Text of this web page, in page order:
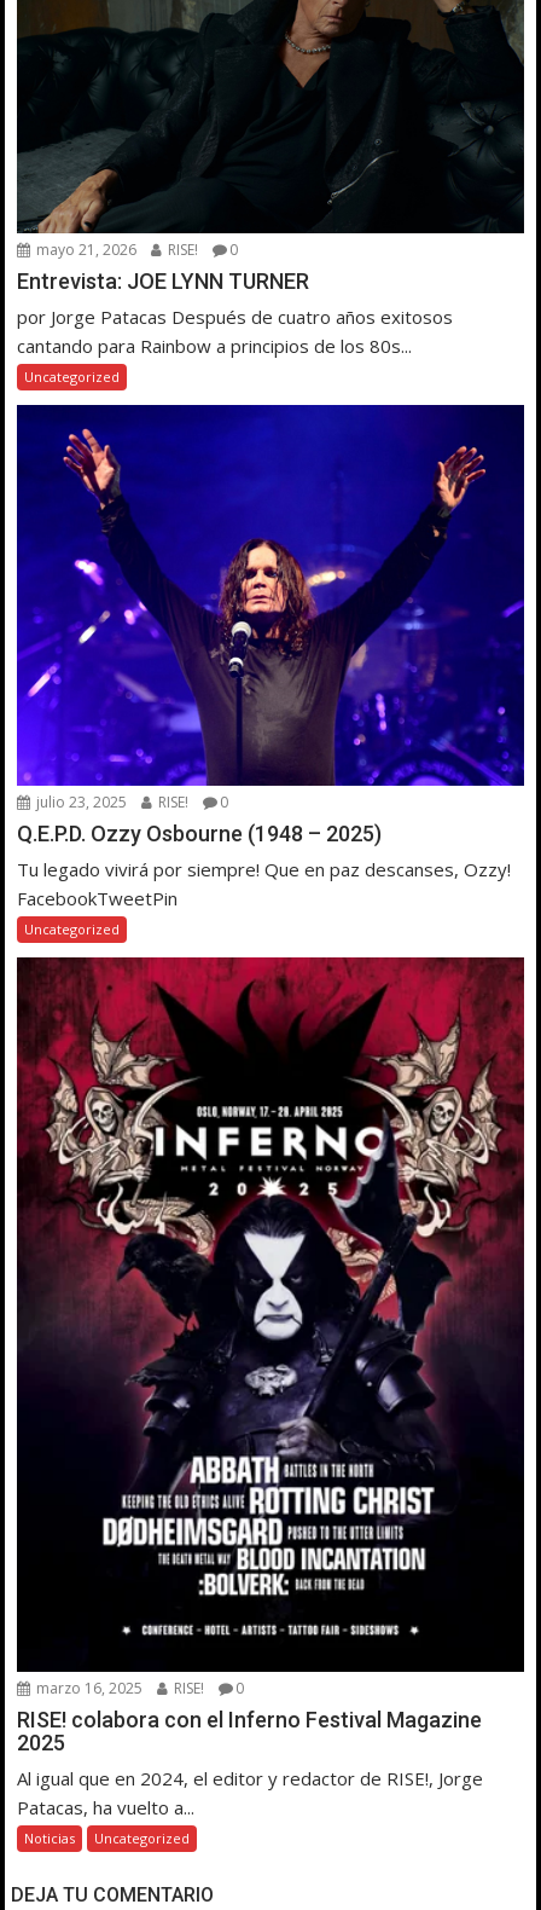
mayo 21, 2026 RISE! 0
Entrevista: JOE LYNN TURNER
por Jorge Patacas Después de cuatro años exitosos
cantando para Rainbow a principios de los 80s...
Uncategorized
julio 23, 2025 RISE! 0
Q.E.P.D. Ozzy Osbourne (1948 – 2025)
Tu legado vivirá por siempre! Que en paz descanses, Ozzy!
FacebookTweetPin
Uncategorized
marzo 16, 2025 RISE! 0
RISE! colabora con el Inferno Festival Magazine
2025
Al igual que en 2024, el editor y redactor de RISE!, Jorge
Patacas, ha vuelto a...
Noticias Uncategorized
DEJA TU COMENTARIO